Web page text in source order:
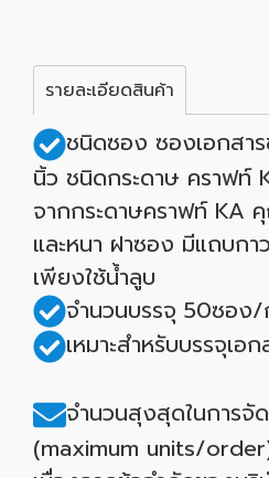
รายละเอียดสินค้า
ชนิดซอง ซองเอกสาร
นิ้ว ชนิดกระดาษ คราฟท์
จากกระดาษคราฟท์ KA
และหนา ฝาซอง มีแถบก
เพียงใช้น้ำลูบ
จำนวนบรรจุ 50ซอง
เหมาะสำหรับบรรจุเอ
จำนวนสุงสุดในการ
(maximum units/